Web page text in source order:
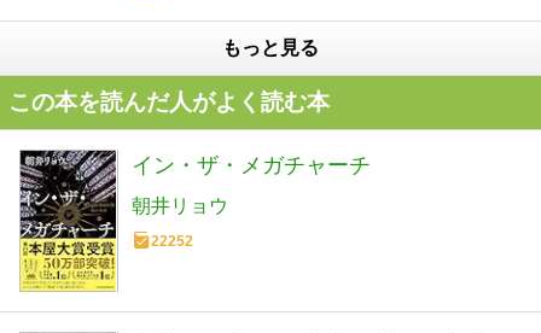
もっと見る
この本を読んだ人がよく読む本
イン・ザ・メガチャーチ
朝井リョウ
22252